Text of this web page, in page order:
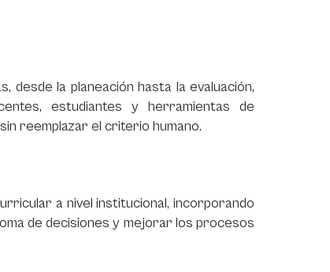
la planeación hasta la evaluación,
estudiantes y herramientas de
reemplazar el criterio humano.
a nivel institucional, incorporando
de decisiones y mejorar los procesos